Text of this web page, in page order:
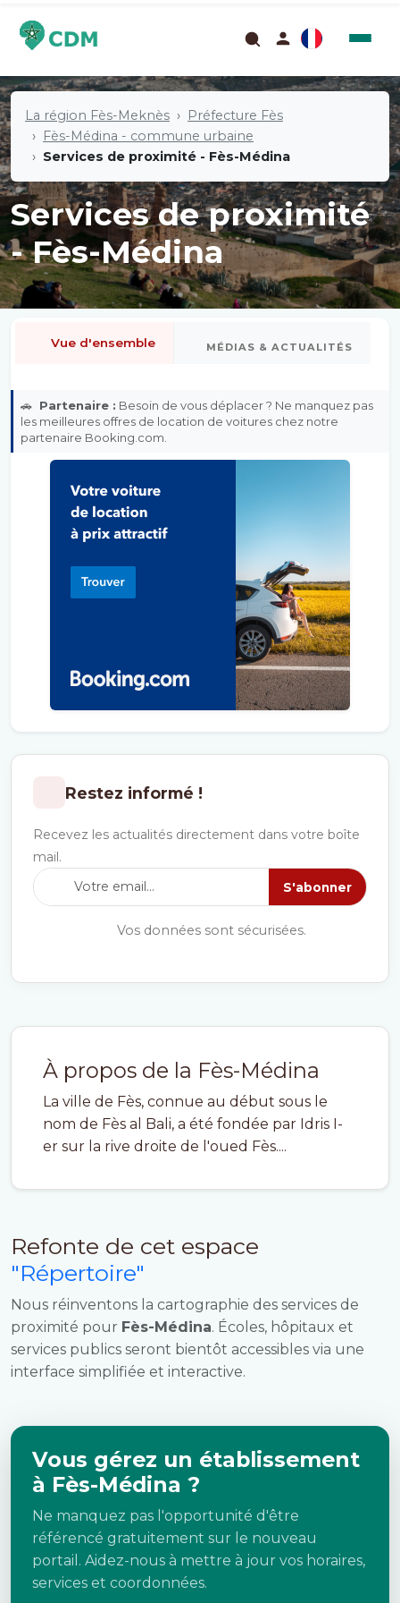
La région Fès-Meknès
Préfecture Fès
Fès-Médina - commune urbaine
Services de proximité - Fès-Médina
Services de proximité
- Fès-Médina
À propos de la Fès-Médina
La ville de Fès, connue au début sous le
nom de Fès al Bali, a été fondée par Idris I-
er sur la rive droite de l'oued Fès....
Refonte de cet espace
"Répertoire"
Nous réinventons la cartographie des services de
proximité pour Fès-Médina. Écoles, hôpitaux et
services publics seront bientôt accessibles via une
interface simplifiée et interactive.
Vous gérez un établissement
à Fès-Médina ?
Ne manquez pas l'opportunité d'être
référencé gratuitement sur le nouveau
portail. Aidez-nous à mettre à jour vos horaires,
services et coordonnées.
Vue d'ensemble MÉDIAS & ACTUALITÉS
🚗 Partenaire : Besoin de vous déplacer ? Ne manquez pas
les meilleures offres de location de voitures chez notre
partenaire Booking.com.
Restez informé !
Recevez les actualités directement dans votre boîte
mail.
S'abonner
Vos données sont sécurisées.